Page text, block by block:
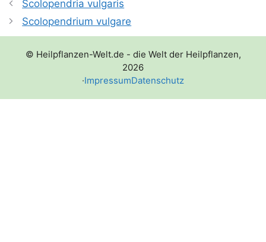
Scolopendria vulgaris
Scolopendrium vulgare
© Heilpflanzen-Welt.de - die Welt der Heilpflanzen,
2026
·ImpressumDatenschutz